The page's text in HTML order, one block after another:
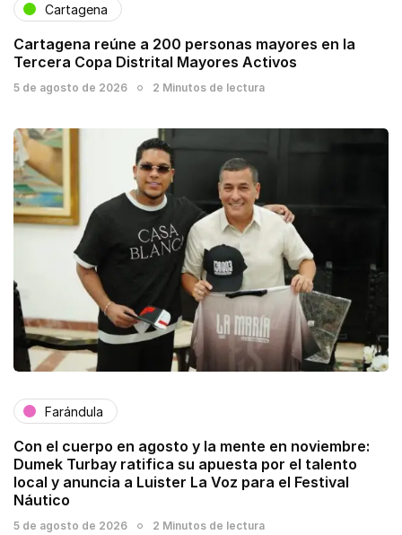
Cartagena
Cartagena reúne a 200 personas mayores en la
Tercera Copa Distrital Mayores Activos
5 de agosto de 2026 2 Minutos de lectura
Farándula
Con el cuerpo en agosto y la mente en noviembre:
Dumek Turbay ratifica su apuesta por el talento
local y anuncia a Luister La Voz para el Festival
Náutico
5 de agosto de 2026 2 Minutos de lectura